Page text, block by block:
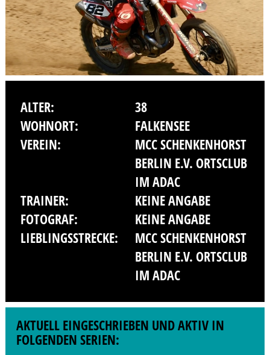
ALTER:
38
WOHNORT:
FALKENSEE
VEREIN:
MCC SCHENKENHORST
BERLIN E.V. ORTSCLUB
IM ADAC
TRAINER:
KEINE ANGABE
FOTOGRAF:
KEINE ANGABE
LIEBLINGSSTRECKE:
MCC SCHENKENHORST
BERLIN E.V. ORTSCLUB
IM ADAC
AKTUELL EINGESCHRIEBEN UND AKTIV IN
FOLGENDEN SERIEN: